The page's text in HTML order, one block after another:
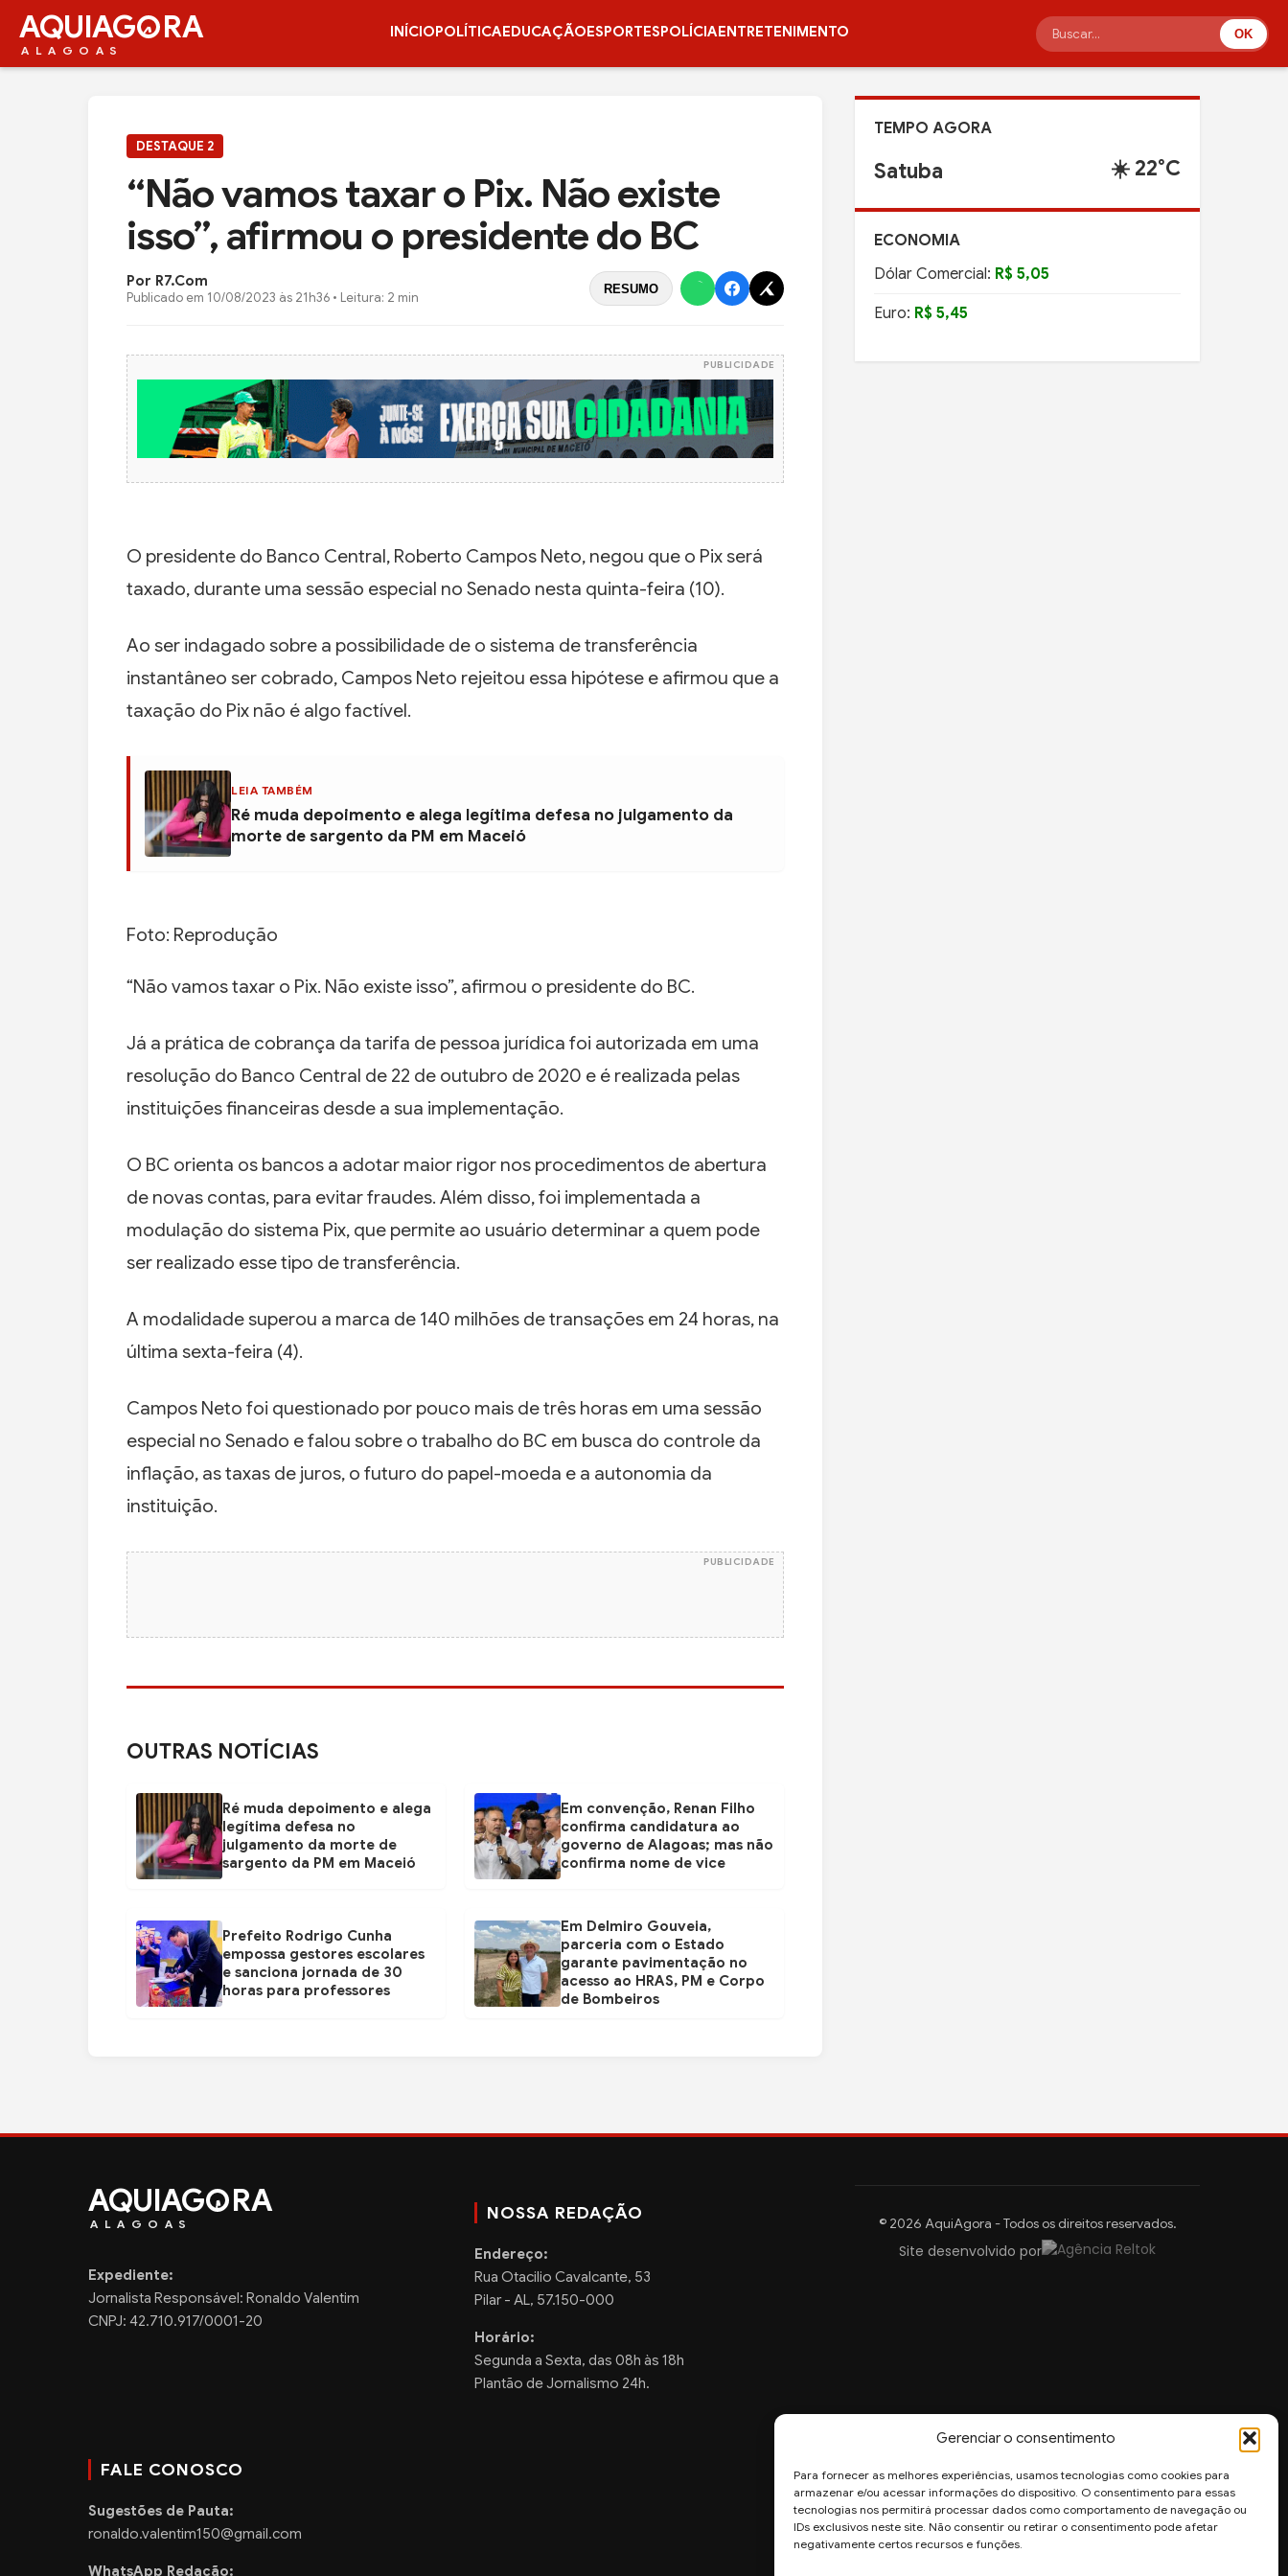
Gerenciar o consentimento
Para fornecer as melhores experiências, usamos tecnologias como cookies para
armazenar e/ou acessar informações do dispositivo. O consentimento para essas
tecnologias nos permitirá processar dados como comportamento de navegação ou
IDs exclusivos neste site. Não consentir ou retirar o consentimento pode afetar
negativamente certos recursos e funções.
AQUIAG RA
ALAGOAS
INÍCIOPOLÍTICAEDUCAÇÃOESPORTESPOLÍCIAENTRETENIMENTO OK
DESTAQUE 2
“Não vamos taxar o Pix. Não existe
isso”, afirmou o presidente do BC
Por R7.com
Publicado em 10/08/2023 às 21h36 • Leitura: 2 min
RESUMO
PUBLICIDADE
O presidente do Banco Central, Roberto Campos Neto, negou que o Pix será
taxado, durante uma sessão especial no Senado nesta quinta-feira (10).
Ao ser indagado sobre a possibilidade de o sistema de transferência
instantâneo ser cobrado, Campos Neto rejeitou essa hipótese e afirmou que a
taxação do Pix não é algo factível.
LEIA TAMBÉM
Ré muda depoimento e alega legítima defesa no julgamento da
morte de sargento da PM em Maceió
Foto: Reprodução
“Não vamos taxar o Pix. Não existe isso”, afirmou o presidente do BC.
Já a prática de cobrança da tarifa de pessoa jurídica foi autorizada em uma
resolução do Banco Central de 22 de outubro de 2020 e é realizada pelas
instituições financeiras desde a sua implementação.
O BC orienta os bancos a adotar maior rigor nos procedimentos de abertura
de novas contas, para evitar fraudes. Além disso, foi implementada a
modulação do sistema Pix, que permite ao usuário determinar a quem pode
ser realizado esse tipo de transferência.
A modalidade superou a marca de 140 milhões de transações em 24 horas, na
última sexta-feira (4).
Campos Neto foi questionado por pouco mais de três horas em uma sessão
especial no Senado e falou sobre o trabalho do BC em busca do controle da
inflação, as taxas de juros, o futuro do papel-moeda e a autonomia da
instituição.
PUBLICIDADE
OUTRAS NOTÍCIAS
Ré muda depoimento e alega
legítima defesa no
julgamento da morte de
sargento da PM em Maceió
Em convenção, Renan Filho
confirma candidatura ao
governo de Alagoas; mas não
confirma nome de vice
Prefeito Rodrigo Cunha
empossa gestores escolares
e sanciona jornada de 30
horas para professores
Em Delmiro Gouveia,
parceria com o Estado
garante pavimentação no
acesso ao HRAS, PM e Corpo
de Bombeiros
TEMPO AGORA
Satuba ☀️ 22°C
ECONOMIA
Dólar Comercial: R$ 5,05
Euro: R$ 5,45
AQUIAG RA
ALAGOAS
Expediente:
Jornalista Responsável: Ronaldo Valentim
CNPJ: 42.710.917/0001-20
NOSSA REDAÇÃO
Endereço:
Rua Otacilio Cavalcante, 53
Pilar - AL, 57.150-000
Horário:
Segunda a Sexta, das 08h às 18h
Plantão de Jornalismo 24h.
FALE CONOSCO
Sugestões de Pauta:
ronaldo.valentim150@gmail.com
WhatsApp Redação:
© 2026 AquiAgora - Todos os direitos reservados.
Site desenvolvido por